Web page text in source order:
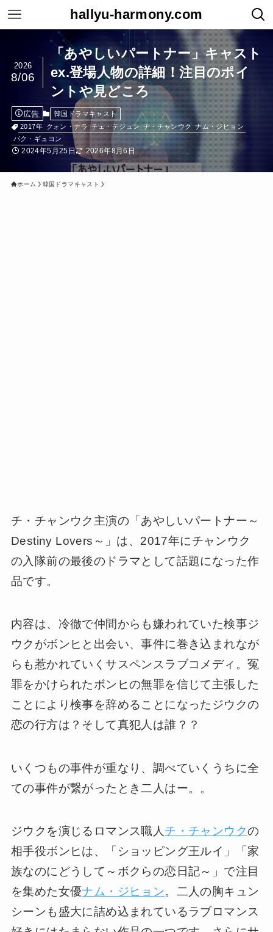
hallyu-harmony.com
「あやしいパートナー」キャスト
ex.登場人物の詳細！注目のポイ
ントや見どころ
2026
8/06
広告
韓国ドラマキャスト
2017年 クォン・ナラ チェ・テジュン チ・チャンウク ナム・ジヒョン
パク・ギュヨン
2024年5月25日 2026年8月6日
ホーム 韓国ドラマキャスト
チ・チャンウク主演の「あやしいパートナー～
Destiny Lovers～」は、2017年にチャンウク
の入隊前の最後のドラマとして話題になった作
品です。
内容は、冷徹で仲間からも嫌われていた検事ジ
ウクがボンヒと出会い、事件に巻き込まれなが
らも惹かれていくサスペンスラブコメディ。冤
罪をかけられたボンヒの無罪を信じて主張した
ことにより検事を辞めることになったジウクの
恋の行方は？そして真犯人は誰？？
いくつもの事件が重なり、調べていくうちに全
ての事件が繋がったとき二人はー。。
ジウクを演じるロマンス職人チ・チャンウクの
相手役ボンヒは、「ショッピング王ルイ」「家
族なのにどうして～ボクらの恋日記～」で注目
を集めた女優ナム・ジヒョン。二人の胸キュン
シーンも盛大に詰め込まれているラブロマンス